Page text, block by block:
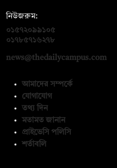
নিউজরুম:
০১৫৭২০৯৯১০৫
০১৭৮৫৭১৬২৭৮
news@thedailycampus.com
আমাদের সম্পর্কে
যোগাযোগ
তথ্য দিন
মতামত জানান
প্রাইভেসি পলিসি
শর্তাবলি